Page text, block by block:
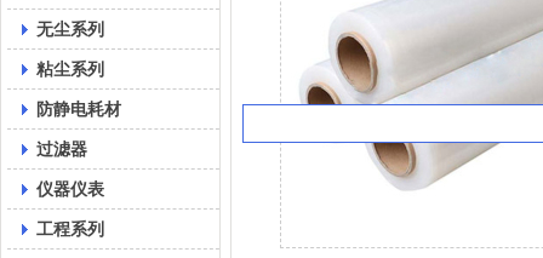
无尘系列
粘尘系列
防静电耗材
过滤器
仪器仪表
工程系列